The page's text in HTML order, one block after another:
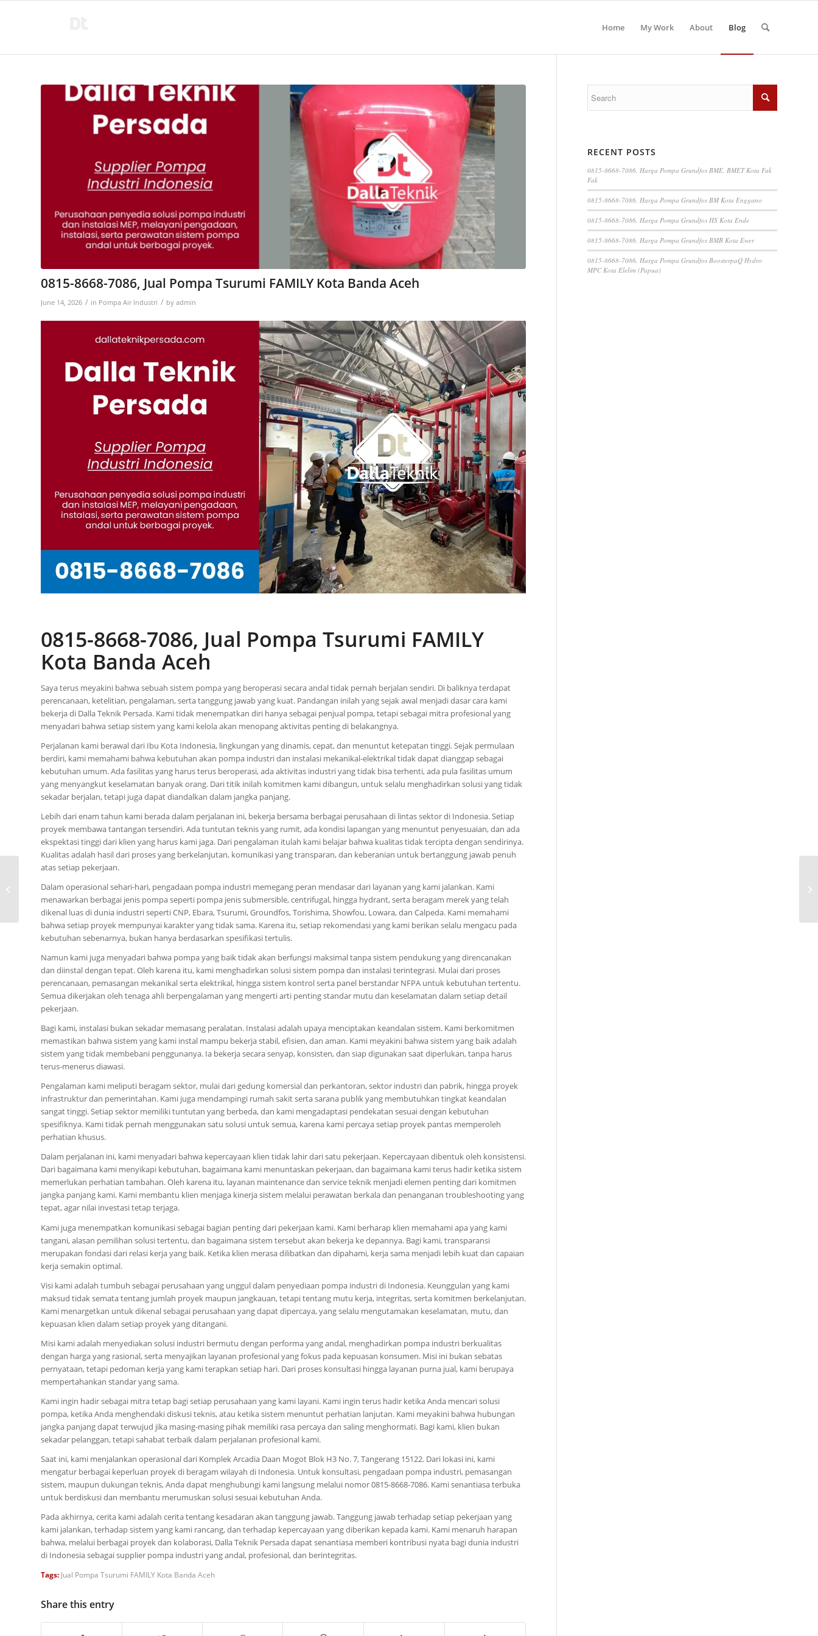
Home My Work About Blog
0815-8668-7086, Jual Pompa Tsurumi FAMILY Kota Banda Aceh
June 14, 2026 / in Pompa Air Industri / by admin
0815-8668-7086, Jual Pompa Tsurumi FAMILY
Kota Banda Aceh
Saya terus meyakini bahwa sebuah sistem pompa yang beroperasi secara andal tidak pernah berjalan sendiri. Di baliknya terdapat
perencanaan, ketelitian, pengalaman, serta tanggung jawab yang kuat. Pandangan inilah yang sejak awal menjadi dasar cara kami
bekerja di Dalla Teknik Persada. Kami tidak menempatkan diri hanya sebagai penjual pompa, tetapi sebagai mitra profesional yang
menyadari bahwa setiap sistem yang kami kelola akan menopang aktivitas penting di belakangnya.
Perjalanan kami berawal dari Ibu Kota Indonesia, lingkungan yang dinamis, cepat, dan menuntut ketepatan tinggi. Sejak permulaan
berdiri, kami memahami bahwa kebutuhan akan pompa industri dan instalasi mekanikal-elektrikal tidak dapat dianggap sebagai
kebutuhan umum. Ada fasilitas yang harus terus beroperasi, ada aktivitas industri yang tidak bisa terhenti, ada pula fasilitas umum
yang menyangkut keselamatan banyak orang. Dari titik inilah komitmen kami dibangun, untuk selalu menghadirkan solusi yang tidak
sekadar berjalan, tetapi juga dapat diandalkan dalam jangka panjang.
Lebih dari enam tahun kami berada dalam perjalanan ini, bekerja bersama berbagai perusahaan di lintas sektor di Indonesia. Setiap
proyek membawa tantangan tersendiri. Ada tuntutan teknis yang rumit, ada kondisi lapangan yang menuntut penyesuaian, dan ada
ekspektasi tinggi dari klien yang harus kami jaga. Dari pengalaman itulah kami belajar bahwa kualitas tidak tercipta dengan sendirinya.
Kualitas adalah hasil dari proses yang berkelanjutan, komunikasi yang transparan, dan keberanian untuk bertanggung jawab penuh
atas setiap pekerjaan.
Dalam operasional sehari-hari, pengadaan pompa industri memegang peran mendasar dari layanan yang kami jalankan. Kami
menawarkan berbagai jenis pompa seperti pompa jenis submersible, centrifugal, hingga hydrant, serta beragam merek yang telah
dikenal luas di dunia industri seperti CNP, Ebara, Tsurumi, Groundfos, Torishima, Showfou, Lowara, dan Calpeda. Kami memahami
bahwa setiap proyek mempunyai karakter yang tidak sama. Karena itu, setiap rekomendasi yang kami berikan selalu mengacu pada
kebutuhan sebenarnya, bukan hanya berdasarkan spesifikasi tertulis.
Namun kami juga menyadari bahwa pompa yang baik tidak akan berfungsi maksimal tanpa sistem pendukung yang direncanakan
dan diinstal dengan tepat. Oleh karena itu, kami menghadirkan solusi sistem pompa dan instalasi terintegrasi. Mulai dari proses
perencanaan, pemasangan mekanikal serta elektrikal, hingga sistem kontrol serta panel berstandar NFPA untuk kebutuhan tertentu.
Semua dikerjakan oleh tenaga ahli berpengalaman yang mengerti arti penting standar mutu dan keselamatan dalam setiap detail
pekerjaan.
Bagi kami, instalasi bukan sekadar memasang peralatan. Instalasi adalah upaya menciptakan keandalan sistem. Kami berkomitmen
memastikan bahwa sistem yang kami instal mampu bekerja stabil, efisien, dan aman. Kami meyakini bahwa sistem yang baik adalah
sistem yang tidak membebani penggunanya. Ia bekerja secara senyap, konsisten, dan siap digunakan saat diperlukan, tanpa harus
terus-menerus diawasi.
Pengalaman kami meliputi beragam sektor, mulai dari gedung komersial dan perkantoran, sektor industri dan pabrik, hingga proyek
infrastruktur dan pemerintahan. Kami juga mendampingi rumah sakit serta sarana publik yang membutuhkan tingkat keandalan
sangat tinggi. Setiap sektor memiliki tuntutan yang berbeda, dan kami mengadaptasi pendekatan sesuai dengan kebutuhan
spesifiknya. Kami tidak pernah menggunakan satu solusi untuk semua, karena kami percaya setiap proyek pantas memperoleh
perhatian khusus.
Dalam perjalanan ini, kami menyadari bahwa kepercayaan klien tidak lahir dari satu pekerjaan. Kepercayaan dibentuk oleh konsistensi.
Dari bagaimana kami menyikapi kebutuhan, bagaimana kami menuntaskan pekerjaan, dan bagaimana kami terus hadir ketika sistem
memerlukan perhatian tambahan. Oleh karena itu, layanan maintenance dan service teknik menjadi elemen penting dari komitmen
jangka panjang kami. Kami membantu klien menjaga kinerja sistem melalui perawatan berkala dan penanganan troubleshooting yang
tepat, agar nilai investasi tetap terjaga.
Kami juga menempatkan komunikasi sebagai bagian penting dari pekerjaan kami. Kami berharap klien memahami apa yang kami
tangani, alasan pemilihan solusi tertentu, dan bagaimana sistem tersebut akan bekerja ke depannya. Bagi kami, transparansi
merupakan fondasi dari relasi kerja yang baik. Ketika klien merasa dilibatkan dan dipahami, kerja sama menjadi lebih kuat dan capaian
kerja semakin optimal.
Visi kami adalah tumbuh sebagai perusahaan yang unggul dalam penyediaan pompa industri di Indonesia. Keunggulan yang kami
maksud tidak semata tentang jumlah proyek maupun jangkauan, tetapi tentang mutu kerja, integritas, serta komitmen berkelanjutan.
Kami menargetkan untuk dikenal sebagai perusahaan yang dapat dipercaya, yang selalu mengutamakan keselamatan, mutu, dan
kepuasan klien dalam setiap proyek yang ditangani.
Misi kami adalah menyediakan solusi industri bermutu dengan performa yang andal, menghadirkan pompa industri berkualitas
dengan harga yang rasional, serta menyajikan layanan profesional yang fokus pada kepuasan konsumen. Misi ini bukan sebatas
pernyataan, tetapi pedoman kerja yang kami terapkan setiap hari. Dari proses konsultasi hingga layanan purna jual, kami berupaya
mempertahankan standar yang sama.
Kami ingin hadir sebagai mitra tetap bagi setiap perusahaan yang kami layani. Kami ingin terus hadir ketika Anda mencari solusi
pompa, ketika Anda menghendaki diskusi teknis, atau ketika sistem menuntut perhatian lanjutan. Kami meyakini bahwa hubungan
jangka panjang dapat terwujud jika masing-masing pihak memiliki rasa percaya dan saling menghormati. Bagi kami, klien bukan
sekadar pelanggan, tetapi sahabat terbaik dalam perjalanan profesional kami.
Saat ini, kami menjalankan operasional dari Komplek Arcadia Daan Mogot Blok H3 No. 7, Tangerang 15122. Dari lokasi ini, kami
mengatur berbagai keperluan proyek di beragam wilayah di Indonesia. Untuk konsultasi, pengadaan pompa industri, pemasangan
sistem, maupun dukungan teknis, Anda dapat menghubungi kami langsung melalui nomor 0815-8668-7086. Kami senantiasa terbuka
untuk berdiskusi dan membantu merumuskan solusi sesuai kebutuhan Anda.
Pada akhirnya, cerita kami adalah cerita tentang kesadaran akan tanggung jawab. Tanggung jawab terhadap setiap pekerjaan yang
kami jalankan, terhadap sistem yang kami rancang, dan terhadap kepercayaan yang diberikan kepada kami. Kami menaruh harapan
bahwa, melalui berbagai proyek dan kolaborasi, Dalla Teknik Persada dapat senantiasa memberi kontribusi nyata bagi dunia industri
di Indonesia sebagai supplier pompa industri yang andal, profesional, dan berintegritas.
Tags: Jual Pompa Tsurumi FAMILY Kota Banda Aceh
Share this entry
RECENT POSTS
0815-8668-7086, Harga Pompa Grundfos BME, BMET Kota Fak
Fak
0815-8668-7086, Harga Pompa Grundfos BM Kota Enggano
0815-8668-7086, Harga Pompa Grundfos HS Kota Ende
0815-8668-7086, Harga Pompa Grundfos BMB Kota Ewer
0815-8668-7086, Harga Pompa Grundfos BoosterpaQ Hydro
MPC Kota Elelim (Papua)
0815-8668-7086, Jual
Pompa Tsurumi BER
Kota Apalapsili Provinsi
Papua